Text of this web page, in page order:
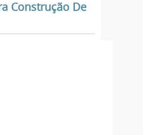
Construção De